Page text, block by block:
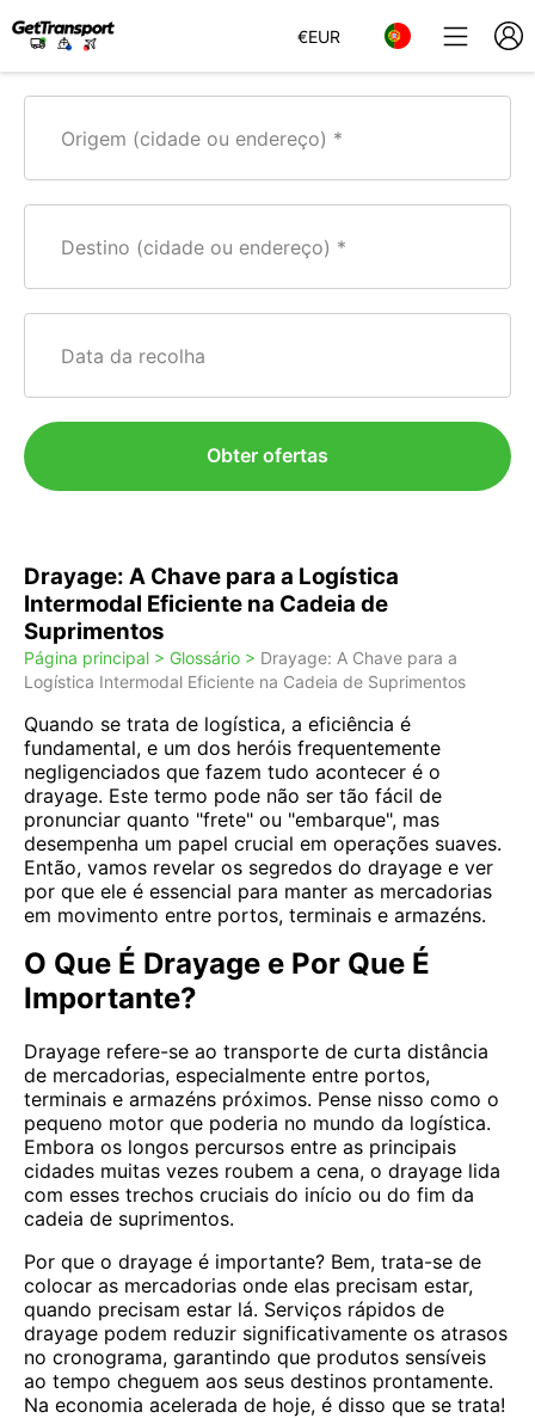
€EUR
Origem (cidade ou endereço)
Destino (cidade ou endereço)
Data da recolha
Obter ofertas
Drayage: A Chave para a Logística
Intermodal Eficiente na Cadeia de
Suprimentos
Página principal > Glossário > Drayage: A Chave para a
Logística Intermodal Eficiente na Cadeia de Suprimentos
Quando se trata de logística, a eficiência é
fundamental, e um dos heróis frequentemente
negligenciados que fazem tudo acontecer é o
drayage. Este termo pode não ser tão fácil de
pronunciar quanto "frete" ou "embarque", mas
desempenha um papel crucial em operações suaves.
Então, vamos revelar os segredos do drayage e ver
por que ele é essencial para manter as mercadorias
em movimento entre portos, terminais e armazéns.
O Que É Drayage e Por Que É
Importante?
Drayage refere-se ao transporte de curta distância
de mercadorias, especialmente entre portos,
terminais e armazéns próximos. Pense nisso como o
pequeno motor que poderia no mundo da logística.
Embora os longos percursos entre as principais
cidades muitas vezes roubem a cena, o drayage lida
com esses trechos cruciais do início ou do fim da
cadeia de suprimentos.
Por que o drayage é importante? Bem, trata-se de
colocar as mercadorias onde elas precisam estar,
quando precisam estar lá. Serviços rápidos de
drayage podem reduzir significativamente os atrasos
no cronograma, garantindo que produtos sensíveis
ao tempo cheguem aos seus destinos prontamente.
Na economia acelerada de hoje, é disso que se trata!